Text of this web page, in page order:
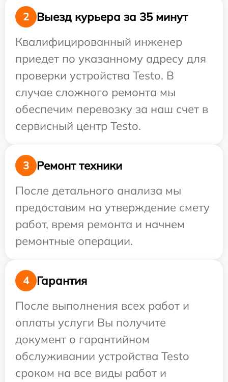
2
Выезд курьера за 35 минут
Квалифицированный инженер
приедет по указанному адресу для
проверки устройства Testo. В
случае сложного ремонта мы
обеспечим перевозку за наш счет в
сервисный центр Testo.
3
Ремонт техники
После детального анализа мы
предоставим на утверждение смету
работ, время ремонта и начнем
ремонтные операции.
4
Гарантия
После выполнения всех работ и
оплаты услуги Вы получите
документ о гарантийном
обслуживании устройства Testo
сроком на все виды работ и